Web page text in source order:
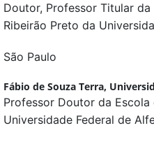
Doutor, Professor Titular
Ribeirão Preto da
São Paulo
Fábio de Souza Terra,
Professor Doutor da Escola
Universidade Federal de